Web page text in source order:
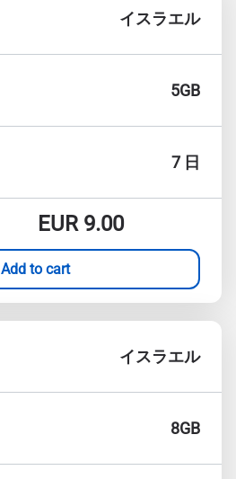
イスラエル
5GB
7 日
EUR9.00
Add to cart
イスラエル
8GB